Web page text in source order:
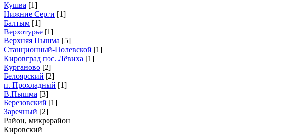
Кушва [1]
Нижние Серги [1]
Балтым [1]
Верхотурье [1]
Верхняя Пышма [5]
Станционный-Полевской [1]
Кировград пос. Лёвиха [1]
Курганово [2]
Белоярский [2]
п. Прохладный [1]
В.Пышма [3]
Березовский [1]
Заречный [2]
Район, микрорайон
Кировский